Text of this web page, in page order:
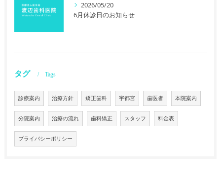
2026/05/20
6月休診日のお知らせ
タグ Tags
診療案内 治療方針 矯正歯科 宇都宮 歯医者 本院案内
分院案内 治療の流れ 歯科矯正 スタッフ 料金表
プライバシーポリシー